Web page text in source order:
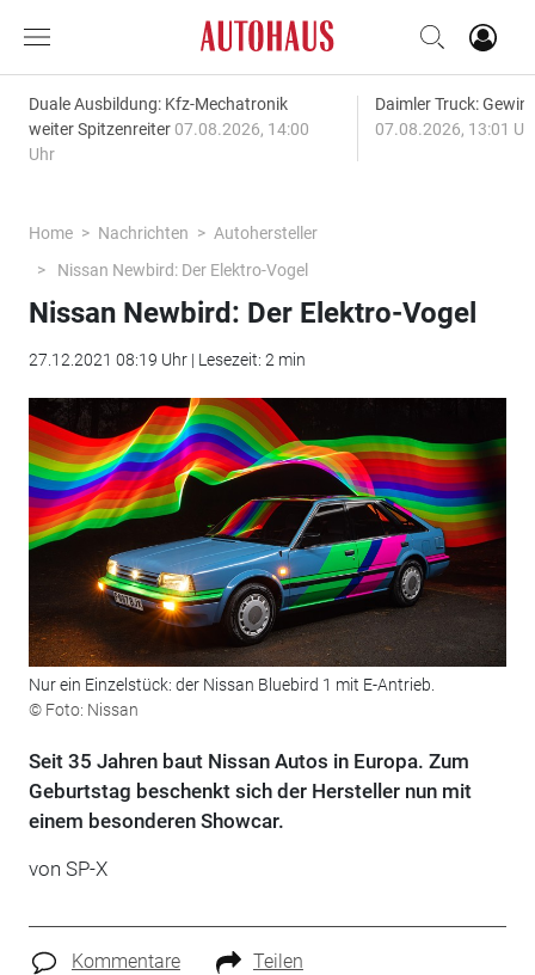
Duale Ausbildung: Kfz-Mechatronik
weiter Spitzenreiter 07.08.2026, 14:00
Uhr
Daimler Truck:
07.08.2026, 13:01
Home Nachrichten
Autohersteller
Nissan Newbird: Der Elektro-Vogel
Nissan Newbird: Der Elektro-Vogel
27.12.2021 08:19 Uhr | Lesezeit: 2 min
Nur ein Einzelstück: der Nissan Bluebird 1 mit E-Antrieb.
© Foto: Nissan
Seit 35 Jahren baut Nissan Autos in Europa. Zum
Geburtstag beschenkt sich der Hersteller nun mit
einem besonderen Showcar.
von SP-X
Kommentare Teilen